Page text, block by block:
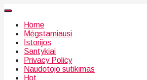
Home
Mėgstamiausi
Istorijos
Santykiai
Privacy Policy
Naudotojo sutikimas
Hot